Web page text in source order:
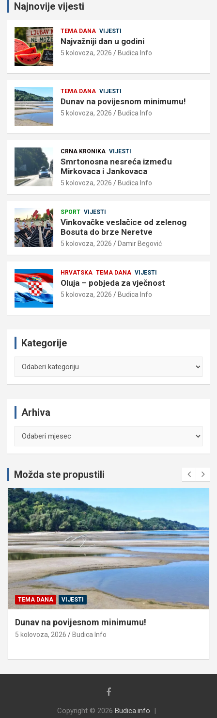
Najnovije vijesti
TEMA DANA VIJESTI
Najvažniji dan u godini
5 kolovoza, 2026 Budica Info
TEMA DANA VIJESTI
Dunav na povijesnom minimumu!
5 kolovoza, 2026 Budica Info
CRNA KRONIKA VIJESTI
Smrtonosna nesreća između
Mirkovaca i Jankovaca
5 kolovoza, 2026 Budica Info
SPORT VIJESTI
Vinkovačke veslačice od zelenog
Bosuta do brze Neretve
5 kolovoza, 2026 Damir Begović
HRVATSKA TEMA DANA VIJESTI
Oluja – pobjeda za vječnost
5 kolovoza, 2026 Budica Info
Kategorije
Arhiva
Možda ste propustili
TEMA DANA VIJESTI
Dunav na povijesnom minimumu!
5 kolovoza, 2026 Budica Info
Copyright © 2026 Budica.info